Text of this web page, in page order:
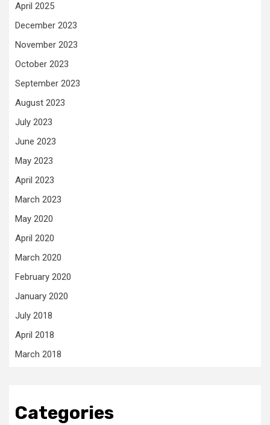
April 2025
December 2023
November 2023
October 2023
September 2023
August 2023
July 2023
June 2023
May 2023
April 2023
March 2023
May 2020
April 2020
March 2020
February 2020
January 2020
July 2018
April 2018
March 2018
Categories